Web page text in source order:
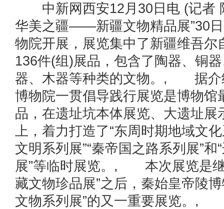
中新网西安12月30日电 (记者
华美之疆——新疆文物精品展”30
物院开展，展览集中了新疆维吾尔
136件(组)展品，包含了陶器、铜
器、木器等种类的文物。, 据介
博物院一贯倡导践行展览是博物馆
品，在遗址坑本体展览、大遗址展
上，着力打造了“东周时期地域文
文明系列展”“秦帝国之路系列展”和
展”等临时展览。, 本次展览是
藏文物珍品展”之后，秦始皇帝陵
文物系列展”的又一重要展览。,